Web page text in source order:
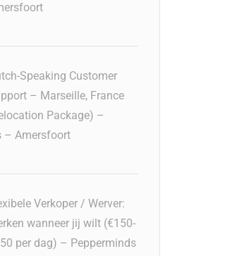
Speaking Customer
– Marseille, France
Package) –
– Amersfoort
Verkoper / Werver:
wanneer jij wilt (€150-
per dag) – Pepperminds